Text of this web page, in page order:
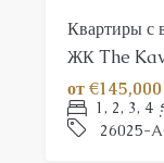
Квартиры с
ЖК The
от€145,000
1, 2, 3, 4
26025-